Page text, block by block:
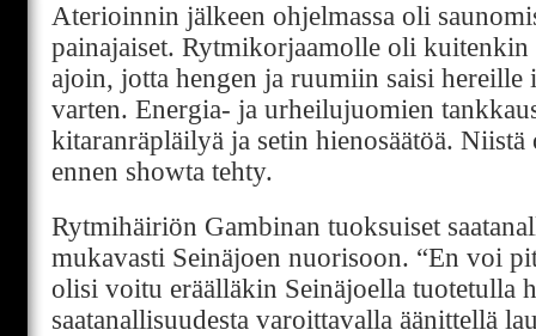
Aterioinnin jälkeen ohjelmassa oli
painajaiset. Rytmikorjaamolle oli kuitenkin
ajoin, jotta hengen ja ruumiin saisi
varten. Energia- ja urheilujuomien
kitaranräpläilyä ja setin hienosäätöä.
ennen showta tehty.
Rytmihäiriön Gambinan tuoksuiset
mukavasti Seinäjoen nuorisoon. “En voi
olisi voitu eräälläkin Seinäjoella tuotetulla
saatanallisuudesta varoittavalla äänittellä